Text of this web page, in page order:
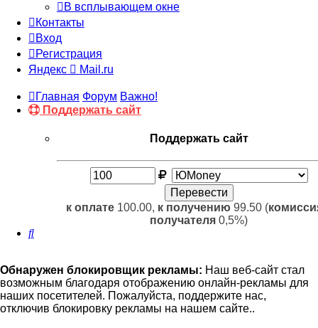
В всплывающем окне
Контакты
Вход
Регистрация
Яндекс
Mail.ru
Главная Форум Важно!
Поддержать сайт
Поддержать сайт
к оплате100.00, к получению 99.50 (
получателя 0,5%)
Поиск
Обнаружен блокировщик рекламы: Наш веб-сайт стал
возможным благодаря отображению онлайн-рекламы для
наших посетителей. Пожалуйста, поддержите нас,
отключив блокировку рекламы на нашем сайте..